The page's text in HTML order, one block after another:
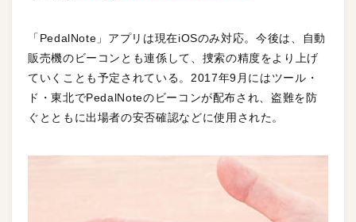
「PedalNote」アプリは現在iOSのみ対応。今後は、自動
販売機のビーコンとも連係して、捜索の精度をより上げ
ていくことも予定されている。2017年9月にはツール・
ド・東北でPedalNoteのビーコンが配布され、盗難を防
ぐとともに出場者の安否確認などに使用された。